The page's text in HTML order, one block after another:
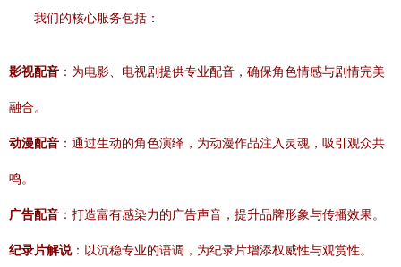
我们的核心服务包括：
影视配音 ：为电影、电视剧提供专业配音，确保角色情感与剧情完美
融合。
动漫配音 ：通过生动的角色演绎，为动漫作品注入灵魂，吸引观众共
鸣。
广告配音 ：打造富有感染力的广告声音，提升品牌形象与传播效果。
纪录片解说：以沉稳专业的语调，为纪录片增添权威性与观赏性。